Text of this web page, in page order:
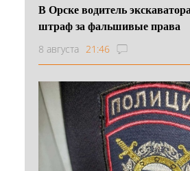
В Орске водитель
штраф за фальшивые права
8 августа 21:46